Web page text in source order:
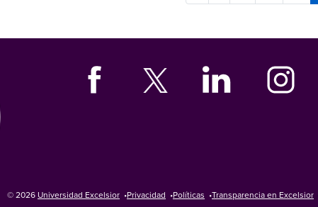
© 2026 Universidad Excelsior •Privacidad •Políticas •Transparencia en Excelsior